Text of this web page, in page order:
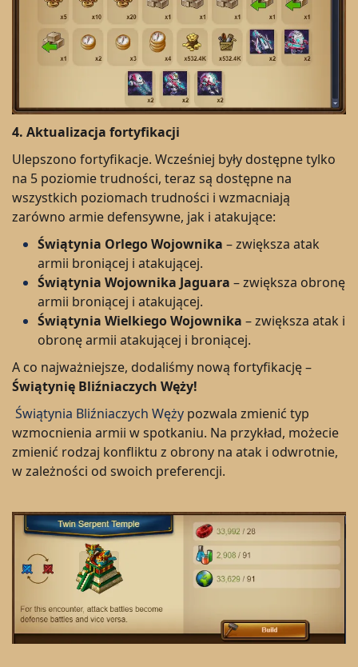
4. Aktualizacja fortyfikacji
Ulepszono fortyfikacje. Wcześniej były dostępne tylko
na 5 poziomie trudności, teraz są dostępne na
wszystkich poziomach trudności i wzmacniają
zarówno armie defensywne, jak i atakujące:
Świątynia Orlego Wojownika – zwiększa atak
armii broniącej i atakującej.
Świątynia Wojownika Jaguara – zwiększa obronę
armii broniącej i atakującej.
Świątynia Wielkiego Wojownika – zwiększa atak i
obronę armii atakującej i broniącej.
A co najważniejsze, dodaliśmy nową fortyfikację –
Świątynię Bliźniaczych Węży!
Świątynia Bliźniaczych Węży pozwala zmienić typ
wzmocnienia armii w spotkaniu. Na przykład, możecie
zmienić rodzaj konfliktu z obrony na atak i odwrotnie,
w zależności od swoich preferencji.